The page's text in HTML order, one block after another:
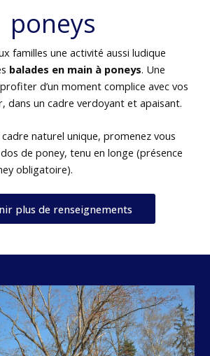
poneys
familles une activité aussi ludique
balades en main à poneys. Une
d’un moment complice avec vos
dans un cadre verdoyant et apaisant.
cadre naturel unique, promenez vous
de poney, tenu en longe (présence
obligatoire).
plus de renseignements